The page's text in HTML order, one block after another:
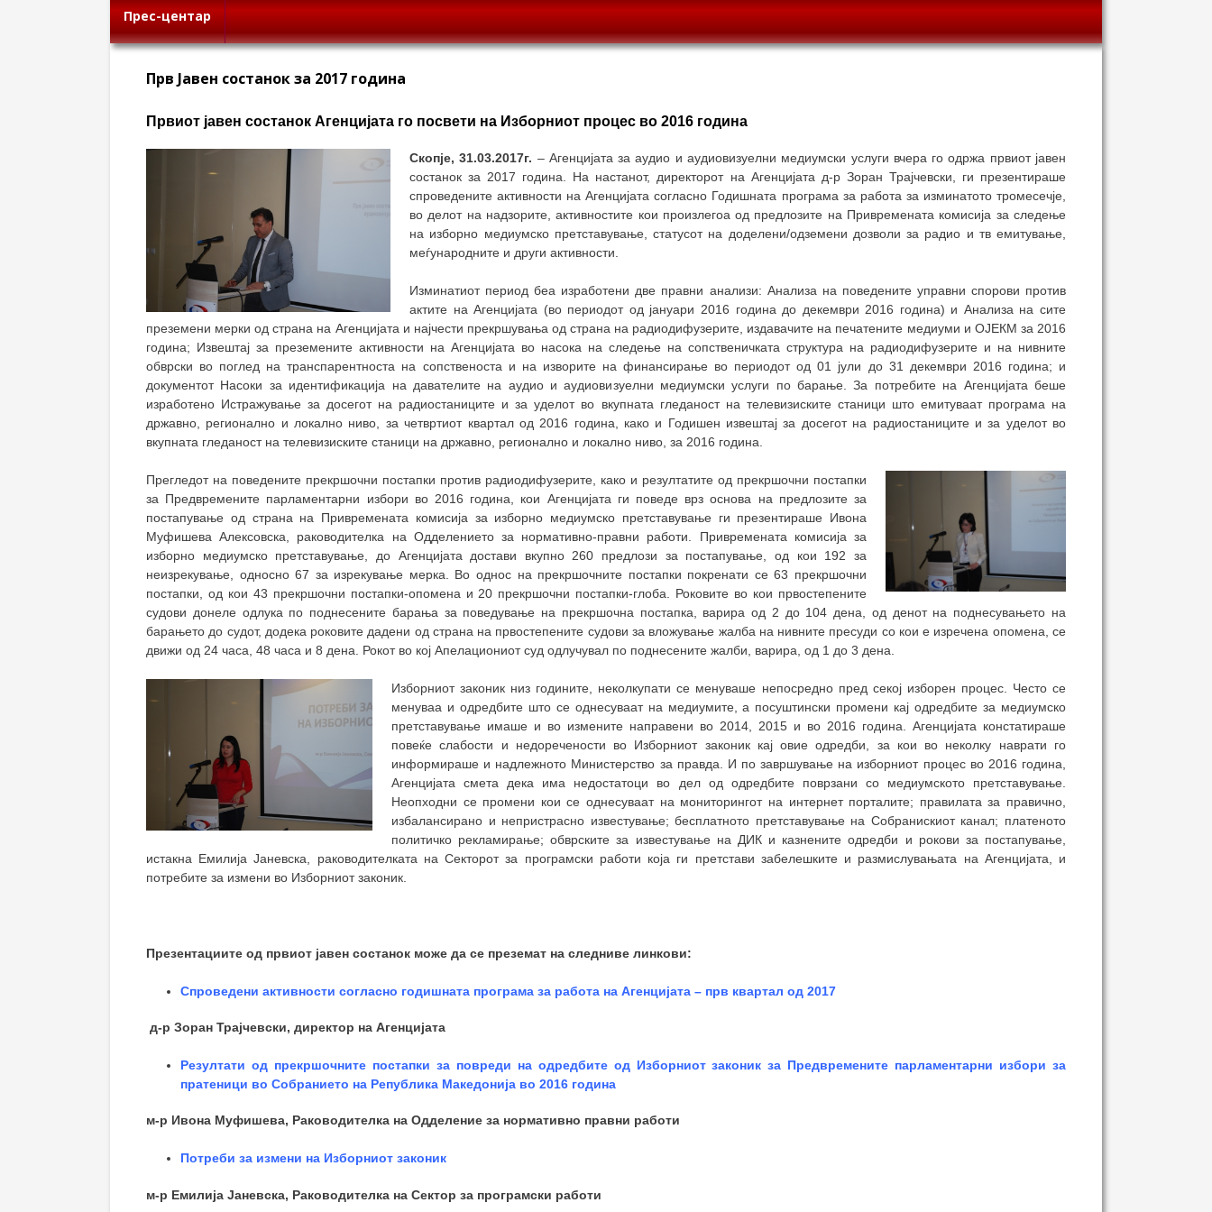
Прес-центар
Прв Јавен состанок за 2017 година
Првиот јавен состанок Агенцијата го посвети на Изборниот процес во 2016 година
Скопје, 31.03.2017г. – Агенцијата за аудио и аудиовизуелни медиумски услуги вчера го одржа првиот јавен
состанок за 2017 година. На настанот, директорот на Агенцијата д-р Зоран Трајчевски, ги презентираше
спроведените активности на Агенцијата согласно Годишната програма за работа за изминатото тромесечје,
во делот на надзорите, активностите кои произлегоа од предлозите на Привремената комисија за следење
на изборно медиумско претставување, статусот на доделени/одземени дозволи за радио и тв емитување,
меѓународните и други активности.
Изминатиот период беа изработени две правни анализи: Анализа на поведените управни спорови против
актите на Агенцијата (во периодот од јануари 2016 година до декември 2016 година) и Анализа на сите
преземени мерки од страна на Агенцијата и најчести прекршувања од страна на радиодифузерите, издавачите на печатените медиуми и ОЈЕКМ за 2016
година; Извештај за преземените активности на Агенцијата во насока на следење на сопственичката структура на радиодифузерите и на нивните
обврски во поглед на транспарентноста на сопственоста и на изворите на финансирање во периодот од 01 јули до 31 декември 2016 година; и
документот Насоки за идентификација на давателите на аудио и аудиовизуелни медиумски услуги по барање. За потребите на Агенцијата беше
изработено Истражување за досегот на радиостаниците и за уделот во вкупната гледаност на телевизиските станици што емитуваат програма на
државно, регионално и локално ниво, за четвртиот квартал од 2016 година, како и Годишен извештај за досегот на радиостаниците и за уделот во
вкупната гледаност на телевизиските станици на државно, регионално и локално ниво, за 2016 година.
Прегледот на поведените прекршочни постапки против радиодифузерите, како и резултатите од прекршочни постапки
за Предвремените парламентарни избори во 2016 година, кои Агенцијата ги поведе врз основа на предлозите за
постапување од страна на Привремената комисија за изборно медиумско претставување ги презентираше Ивона
Муфишева Алексовска, раководителка на Одделението за нормативно-правни работи. Привремената комисија за
изборно медиумско претставување, до Агенцијата достави вкупно 260 предлози за постапување, од кои 192 за
неизрекување, односно 67 за изрекување мерка. Во однос на прекршочните постапки покренати се 63 прекршочни
постапки, од кои 43 прекршочни постапки-опомена и 20 прекршочни постапки-глоба. Роковите во кои првостепените
судови донеле одлука по поднесените барања за поведување на прекршочна постапка, варира од 2 до 104 дена, од денот на поднесувањето на
барањето до судот, додека роковите дадени од страна на првостепените судови за вложување жалба на нивните пресуди со кои е изречена опомена, се
движи од 24 часа, 48 часа и 8 дена. Рокот во кој Апелациониот суд одлучувал по поднесените жалби, варира, од 1 до 3 дена.
Изборниот законик низ годините, неколкупати се менуваше непосредно пред секој изборен процес. Често се
менуваа и одредбите што се однесуваат на медиумите, a посуштински промени кај одредбите за медиумско
претставување имаше и во измените направени во 2014, 2015 и во 2016 година. Агенцијата констатираше
повеќе слабости и недоречености во Изборниот законик кај овие одредби, за кои во неколку наврати го
информираше и надлежното Министерство за правда. И по завршување на изборниот процес во 2016 година,
Агенцијата смета дека има недостатоци во дел од одредбите поврзани со медиумското претставување.
Неопходни се промени кои се однесуваат на мониторингот на интернет порталите; правилата за правично,
избалансирано и непристрасно известување; бесплатното претставување на Собранискиот канал; платеното
политичко рекламирање; обврските за известување на ДИК и казнените одредби и рокови за постапување,
истакна Емилија Јаневска, раководителката на Секторот за програмски работи која ги претстави забелешките и размислувањата на Агенцијата, и
потребите за измени во Изборниот законик.
Презентациите од првиот јавен состанок може да се преземат на следниве линкови:
Спроведени активности согласно годишната програма за работа на Агенцијата – прв квартал од 2017
д-р Зоран Трајчевски, директор на Агенцијата
Резултати од прекршочните постапки за повреди на одредбите од Изборниот законик за Предвремените парламентарни избори за
пратеници во Собранието на Република Македонија во 2016 година
м-р Ивона Муфишева, Раководителка на Одделение за нормативно правни работи
Потреби за измени на Изборниот законик
м-р Емилија Јаневска, Раководителка на Сектор за програмски работи